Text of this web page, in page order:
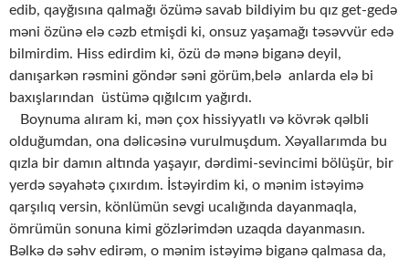
edib, qayğısına qalmağı özümə savab bildiyim bu qız get-gedə
məni özünə elə cəzb etmişdi ki, onsuz yaşamağı təsəvvür edə
bilmirdim. Hiss edirdim ki, özü də mənə biganə deyil,
danışarkən rəsmini göndər səni görüm,belə anlarda elə bi
baxışlarından üstümə qığılcım yağırdı.
Boynuma alıram ki, mən çox hissiyyatlı və kövrək qəlbli
olduğumdan, ona dəlicəsinə vurulmuşdum. Xəyallarımda bu
qızla bir damın altında yaşayır, dərdimi-sevincimi bölüşür, bir
yerdə səyahətə çıxırdım. İstəyirdim ki, o mənim istəyimə
qarşılıq versin, könlümün sevgi ucalığında dayanmaqla,
ömrümün sonuna kimi gözlərimdən uzaqda dayanmasın.
Bəlkə də səhv edirəm, o mənim istəyimə biganə qalmasa da,